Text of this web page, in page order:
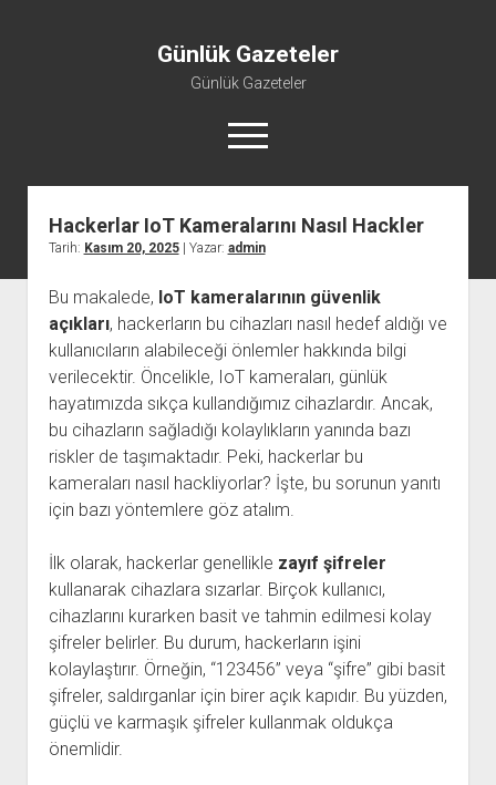
Günlük Gazeteler
Günlük Gazeteler
menüyü
aç
Hackerlar IoT Kameralarını Nasıl Hackler
Tarih: Kasım 20, 2025| Yazar: admin
Bu makalede, IoT kameralarının güvenlik
açıkları, hackerların bu cihazları nasıl hedef aldığı ve
kullanıcıların alabileceği önlemler hakkında bilgi
verilecektir. Öncelikle, IoT kameraları, günlük
hayatımızda sıkça kullandığımız cihazlardır. Ancak,
bu cihazların sağladığı kolaylıkların yanında bazı
riskler de taşımaktadır. Peki, hackerlar bu
kameraları nasıl hackliyorlar? İşte, bu sorunun yanıtı
için bazı yöntemlere göz atalım.
İlk olarak, hackerlar genellikle zayıf şifreler
kullanarak cihazlara sızarlar. Birçok kullanıcı,
cihazlarını kurarken basit ve tahmin edilmesi kolay
şifreler belirler. Bu durum, hackerların işini
kolaylaştırır. Örneğin, “123456” veya “şifre” gibi basit
şifreler, saldırganlar için birer açık kapıdır. Bu yüzden,
güçlü ve karmaşık şifreler kullanmak oldukça
önemlidir.